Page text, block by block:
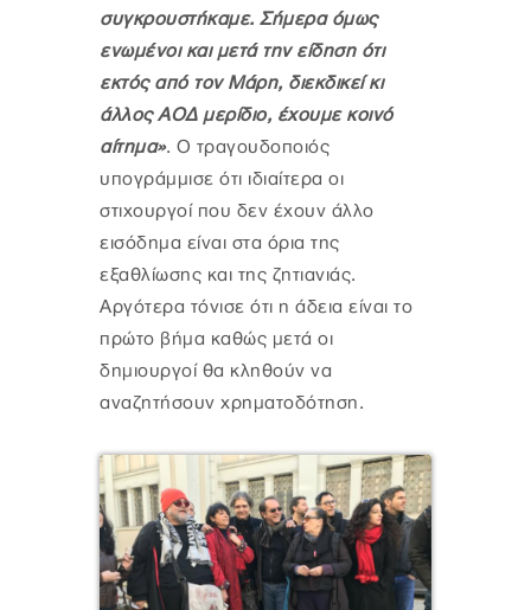
συγκρουστήκαμε. Σήμερα όμως
ενωμένοι και μετά την είδηση ότι
εκτός από τον Μάρη, διεκδικεί κι
άλλος ΑΟΔ μερίδιο, έχουμε κοινό
αίτημα». Ο τραγουδοποιός
υπογράμμισε ότι ιδιαίτερα οι
στιχουργοί που δεν έχουν άλλο
εισόδημα είναι στα όρια της
εξαθλίωσης και της ζητιανιάς.
Αργότερα τόνισε ότι η άδεια είναι το
πρώτο βήμα καθώς μετά οι
δημιουργοί θα κληθούν να
αναζητήσουν χρηματοδότηση.